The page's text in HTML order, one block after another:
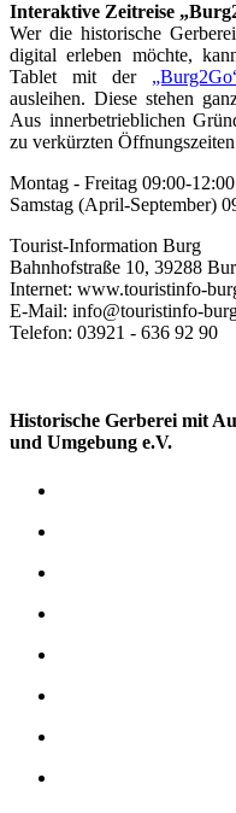
Interaktive Zeitreise
Wer die historische
digital erleben möchte,
Tablet mit der
ausleihen. Diese stehen
Aus innerbetrieblichen
zu verkürzten
Montag - Freitag 09:00-
Samstag (April-September)
Tourist-Information Burg
Bahnhofstraße 10, 39288
Internet: www.touristinfo-
E-Mail: info@touristinfo-
Telefon: 03921 - 636 92 90
Historische Gerberei mit
und Umgebung e.V.